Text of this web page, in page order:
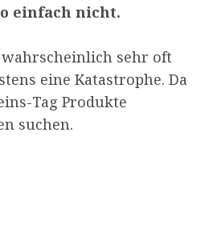
einfach nicht.
sehr oft
eine Katastrophe. Da
Tag Produkte
suchen.